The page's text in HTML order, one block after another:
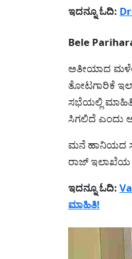
ಇದನ್ನೂ ಓದಿ:
Bele
ಅತೀಯಾದ
ತೋಟಗಾರಿಕೆ
ಸಭೆಯಲ್ಲಿ
ಸಿಗಲಿದೆ ಎಂದು
ಮನೆ ಹಾನಿಯದ
ರಾಜ್ ಇಲಾಖೆಯ
ಇದನ್ನೂ ಓದಿ:
ಮಾಹಿತಿ!